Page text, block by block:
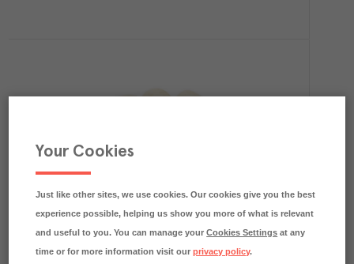
Champinjon EKO
KGD
Your Cookies
Just like other sites, we use cookies. Our cookies give you the best
experience possible, helping us show you more of what is relevant
and useful to you. You can manage yourCookies Settings at any
time or for more information visit ourprivacy policy.